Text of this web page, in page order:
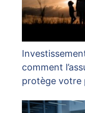
comment
protège votre